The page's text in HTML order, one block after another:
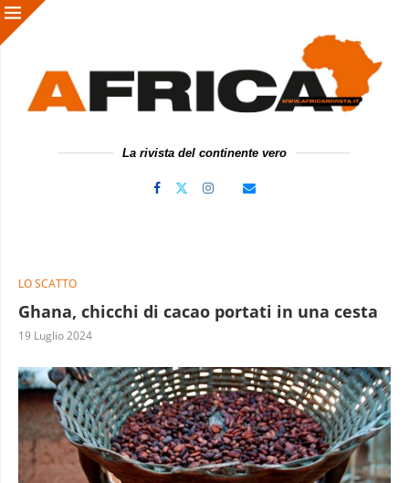
La rivista del continente vero
LO SCATTO
Ghana, chicchi di cacao portati in una cesta
19 Luglio 2024